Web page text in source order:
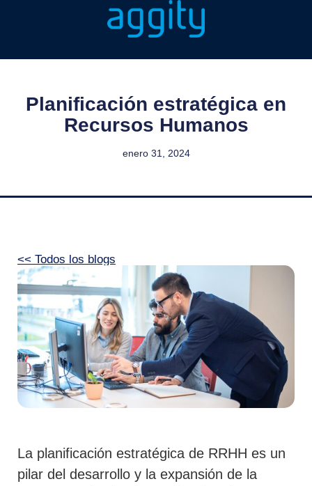
Planificación estratégica en
Recursos Humanos
enero 31, 2024
<< Todos los blogs
La planificación estratégica de RRHH es un
pilar del desarrollo y la expansión de la